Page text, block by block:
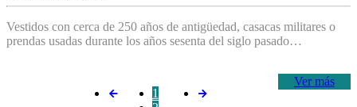
Vestidos con cerca de 250 años de antigüedad, casacas militares o
prendas usadas durante los años sesenta del siglo pasado…
Ver más
1